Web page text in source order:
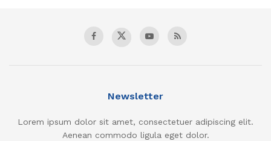
Newsletter
Lorem ipsum dolor sit amet, consectetuer adipiscing elit.
Aenean commodo ligula eget dolor.